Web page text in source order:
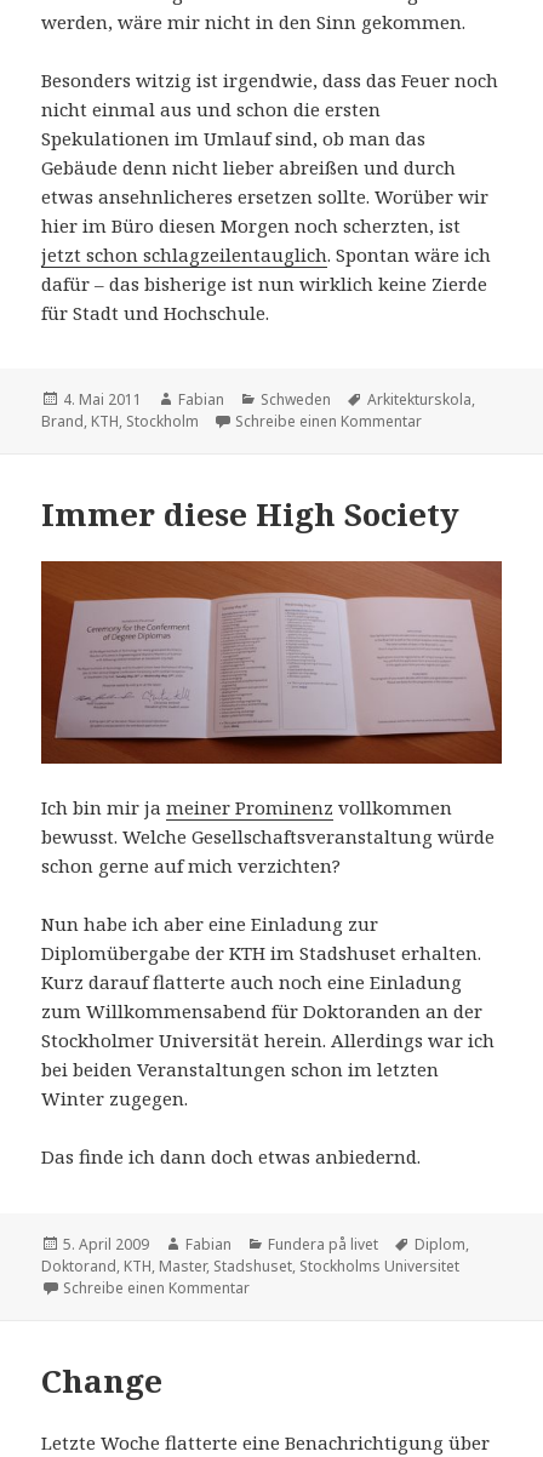
werden, wäre mir nicht in den Sinn gekommen.
Besonders witzig ist irgendwie, dass das Feuer noch
nicht einmal aus und schon die ersten
Spekulationen im Umlauf sind, ob man das
Gebäude denn nicht lieber abreißen und durch
etwas ansehnlicheres ersetzen sollte. Worüber wir
hier im Büro diesen Morgen noch scherzten, ist
jetzt schon schlagzeilentauglich. Spontan wäre ich
dafür – das bisherige ist nun wirklich keine Zierde
für Stadt und Hochschule.
Veröffentlicht
am
4. Mai 2011 Autor
Fabian Kategorien
Schweden Schlagwörter
Arkitekturskola,
Brand, KTH, Stockholm Schreibe einen Kommentarzu Feuer in der
Immer diese High Society
Ich bin mir jameiner Prominenz vollkommen
bewusst. Welche Gesellschaftsveranstaltung würde
schon gerne auf mich verzichten?
Nun habe ich aber eine Einladung zur
Diplomübergabe der KTH im Stadshuset erhalten.
Kurz darauf flatterte auch noch eine Einladung
zum Willkommensabend für Doktoranden an der
Stockholmer Universität herein. Allerdings war ich
bei beiden Veranstaltungen schon im letzten
Winter zugegen.
Das finde ich dann doch etwas anbiedernd.
Veröffentlicht
am
5. April 2009 Autor
Fabian Kategorien
Fundera på livet Schlagwörter
Diplom,
Doktorand, KTH, Master, Stadshuset, Stockholms Universitet
Schreibe einen Kommentarzu Immer diese High Society
Change
Letzte Woche flatterte eine Benachrichtigung über